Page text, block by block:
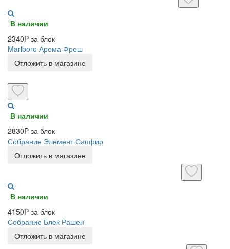
В наличии
2340P за блок
Marlboro Арома Фреш
Отложить в магазине
В наличии
2830P за блок
Собрание Элемент Сапфир
Отложить в магазине
В наличии
4150P за блок
Собрание Блек Рашен
Отложить в магазине